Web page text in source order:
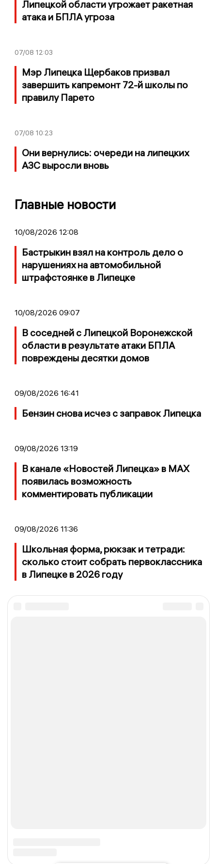
Липецкой области угрожает ракетная
атака и БПЛА угроза
07/08 12:03
Мэр Липецка Щербаков призвал
завершить капремонт 72-й школы по
правилу Парето
07/08 10:23
Они вернулись: очереди на липецких
АЗС выросли вновь
Главные новости
10/08/2026 12:08
Бастрыкин взял на контроль дело о
нарушениях на автомобильной
штрафстоянке в Липецке
10/08/2026 09:07
В соседней с Липецкой Воронежской
области в результате атаки БПЛА
повреждены десятки домов
09/08/2026 16:41
Бензин снова исчез с заправок Липецка
09/08/2026 13:19
В канале «Новостей Липецка» в MAX
появилась возможность
комментировать публикации
09/08/2026 11:36
Школьная форма, рюкзак и тетради:
сколько стоит собрать первоклассника
в Липецке в 2026 году